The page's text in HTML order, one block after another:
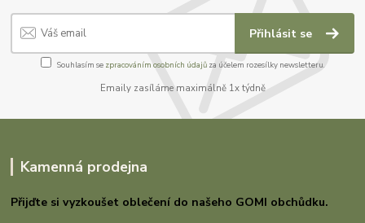
Přihlásit se
Souhlasím se zpracováním osobních údajůza účelem rozesílky newsletteru.
Emaily zasíláme maximálně 1x týdně
Kamenná prodejna
Přijďte si vyzkoušet oblečení do našeho GOMI obchůdku.